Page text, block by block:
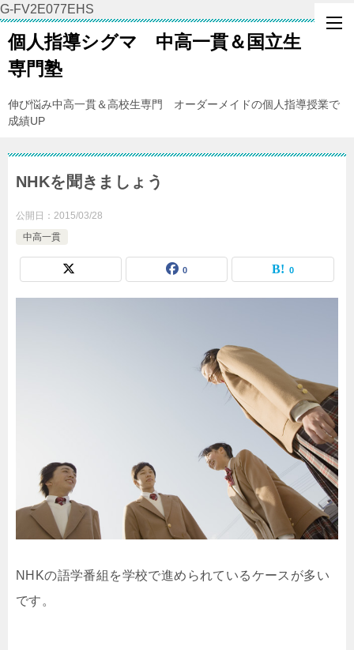
G-FV2E077EHS
個人指導シグマ 中高一貫＆国立生
専門塾
伸び悩み中高一貫＆高校生専門 オーダーメイドの個人指導授業で
成績UP
NHKを聞きましょう
公開日： 2015/03/28
中高一貫
0 0
NHKの語学番組を学校で進められているケースが多い
です。